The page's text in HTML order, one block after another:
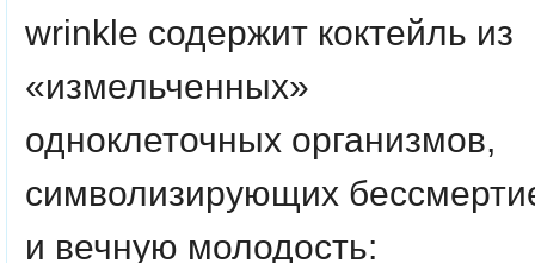
wrinkle содержит коктейль из
«измельченных»
одноклеточных организмов,
символизирующих
и вечную молодость: